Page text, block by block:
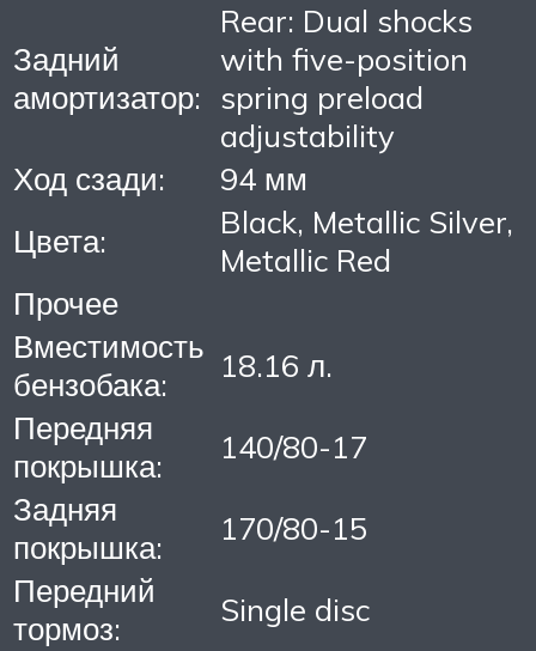
Задний
амортизатор:
Rear: Dual shocks
with five-position
spring preload
adjustability
Ход сзади:
94 мм
Цвета:
Black, Metallic Silver,
Metallic Red
Прочее
Вместимость
бензобака:
18.16 л.
Передняя
покрышка:
140/80-17
Задняя
покрышка:
170/80-15
Передний
тормоз:
Single disc